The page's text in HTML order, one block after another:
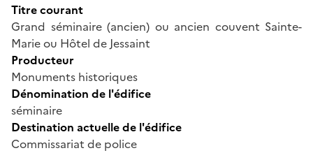
Titre courant
Grand séminaire (ancien) ou ancien couvent Sainte-
Marie ou Hôtel de Jessaint
Producteur
Monuments historiques
Dénomination de l'édifice
séminaire
Destination actuelle de l'édifice
Commissariat de police